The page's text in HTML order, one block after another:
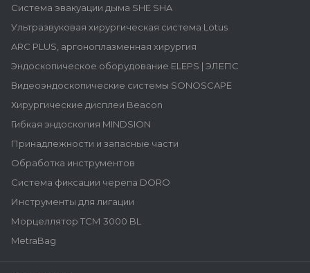
Система эвакуации дыма SHE SHA
Ультразвуковая хирургическая система Lotus
ARC PLUS, аргоноплазменная хирургия
Эндоскопическое оборудование ELEPS | ЭЛЕПС
Видеоэндоскопические системы SONOSCAPE
Хирургические дисплеи Beacon
Гибкая эндоскопия MINDSION
Принадлежности и запасные части
Обработка инструментов
Система фиксации черепа DORO
Инструменты для лигации
Морцеллятор ТСМ 3000 BL
MetraBag